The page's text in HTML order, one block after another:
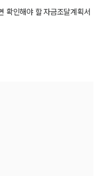
확인해야 할 자금조달계획서